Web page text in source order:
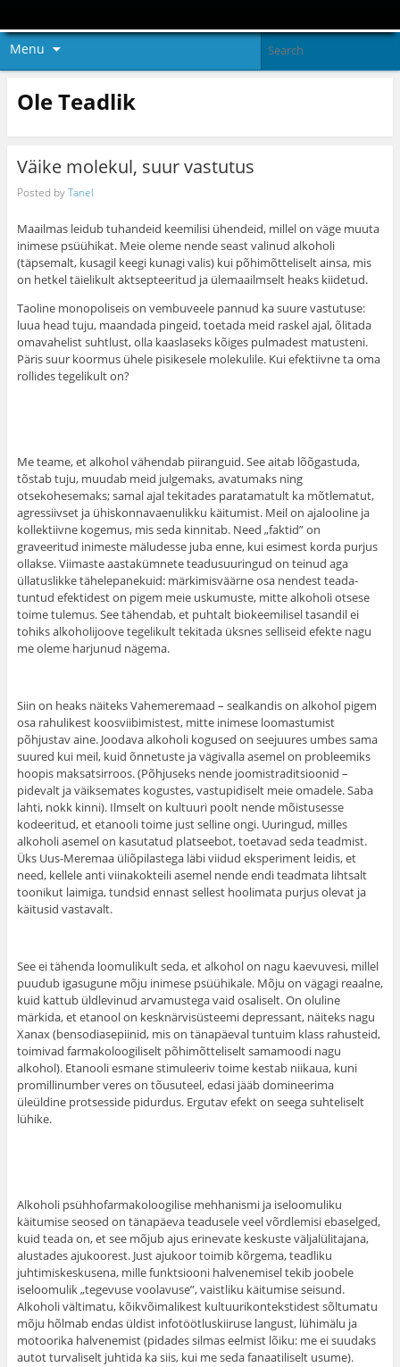
Menu
Ole Teadlik
Väike molekul, suur vastutus
Posted byTanel
Maailmas leidub tuhandeid keemilisi ühendeid, millel on väge muuta
inimese psüühikat. Meie oleme nende seast valinud alkoholi
(täpsemalt, kusagil keegi kunagi valis) kui põhimõtteliselt ainsa, mis
on hetkel täielikult aktsepteeritud ja ülemaailmselt heaks kiidetud.
Taoline monopoliseis on vembuveele pannud ka suure vastutuse:
luua head tuju, maandada pingeid, toetada meid raskel ajal, õlitada
omavahelist suhtlust, olla kaaslaseks kõiges pulmadest matusteni.
Päris suur koormus ühele pisikesele molekulile. Kui efektiivne ta oma
rollides tegelikult on?
Me teame, et alkohol vähendab piiranguid. See aitab lõõgastuda,
tõstab tuju, muudab meid julgemaks, avatumaks ning
otsekohesemaks; samal ajal tekitades paratamatult ka mõtlematut,
agressiivset ja ühiskonnavaenulikku käitumist. Meil on ajalooline ja
kollektiivne kogemus, mis seda kinnitab. Need „faktid” on
graveeritud inimeste mäludesse juba enne, kui esimest korda purjus
ollakse. Viimaste aastakümnete teadusuuringud on teinud aga
üllatuslikke tähelepanekuid: märkimisväärne osa nendest teada-
tuntud efektidest on pigem meie uskumuste, mitte alkoholi otsese
toime tulemus. See tähendab, et puhtalt biokeemilisel tasandil ei
tohiks alkoholijoove tegelikult tekitada üksnes selliseid efekte nagu
me oleme harjunud nägema.
Siin on heaks näiteks Vahemeremaad – sealkandis on alkohol pigem
osa rahulikest koosviibimistest, mitte inimese loomastumist
põhjustav aine. Joodava alkoholi kogused on seejuures umbes sama
suured kui meil, kuid õnnetuste ja vägivalla asemel on probleemiks
hoopis maksatsirroos. (Põhjuseks nende joomistraditsioonid –
pidevalt ja väiksemates kogustes, vastupidiselt meie omadele. Saba
lahti, nokk kinni). Ilmselt on kultuuri poolt nende mõistusesse
kodeeritud, et etanooli toime just selline ongi. Uuringud, milles
alkoholi asemel on kasutatud platseebot, toetavad seda teadmist.
Üks Uus-Meremaa üliõpilastega läbi viidud eksperiment leidis, et
need, kellele anti viinakokteili asemel nende endi teadmata lihtsalt
toonikut laimiga, tundsid ennast sellest hoolimata purjus olevat ja
käitusid vastavalt.
See ei tähenda loomulikult seda, et alkohol on nagu kaevuvesi, millel
puudub igasugune mõju inimese psüühikale. Mõju on vägagi reaalne,
kuid kattub üldlevinud arvamustega vaid osaliselt. On oluline
märkida, et etanool on kesknärvisüsteemi depressant, näiteks nagu
Xanax (bensodiasepiinid, mis on tänapäeval tuntuim klass rahusteid,
toimivad farmakoloogiliselt põhimõtteliselt samamoodi nagu
alkohol). Etanooli esmane stimuleeriv toime kestab niikaua, kuni
promillinumber veres on tõusuteel, edasi jääb domineerima
üleüldine protsesside pidurdus. Ergutav efekt on seega suhteliselt
lühike.
Alkoholi psühhofarmakoloogilise mehhanismi ja iseloomuliku
käitumise seosed on tänapäeva teadusele veel võrdlemisi ebaselged,
kuid teada on, et see mõjub ajus erinevate keskuste väljalülitajana,
alustades ajukoorest. Just ajukoor toimib kõrgema, teadliku
juhtimiskeskusena, mille funktsiooni halvenemisel tekib joobele
iseloomulik „tegevuse voolavuse”, vaistliku käitumise seisund.
Alkoholi vältimatu, kõikvõimalikest kultuurikontekstidest sõltumatu
mõju hõlmab endas üldist infotöötluskiiruse langust, lühimälu ja
motoorika halvenemist (pidades silmas eelmist lõiku: me ei suudaks
autot turvaliselt juhtida ka siis, kui me seda fanaatiliselt usume).